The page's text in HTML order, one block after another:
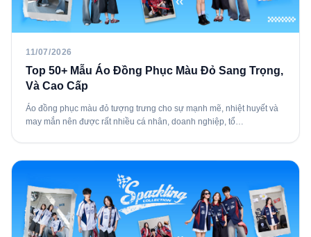
11/07/2026
Top 50+ Mẫu Áo Đồng Phục Màu Đỏ Sang Trọng,
Và Cao Cấp
Áo đồng phục màu đỏ tượng trưng cho sự mạnh mẽ, nhiệt huyết và
may mắn nên được rất nhiều cá nhân, doanh nghiệp, tổ…